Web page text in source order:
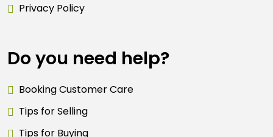
Privacy Policy
Do you need help?
Booking Customer Care
Tips for Selling
Tips for Buying